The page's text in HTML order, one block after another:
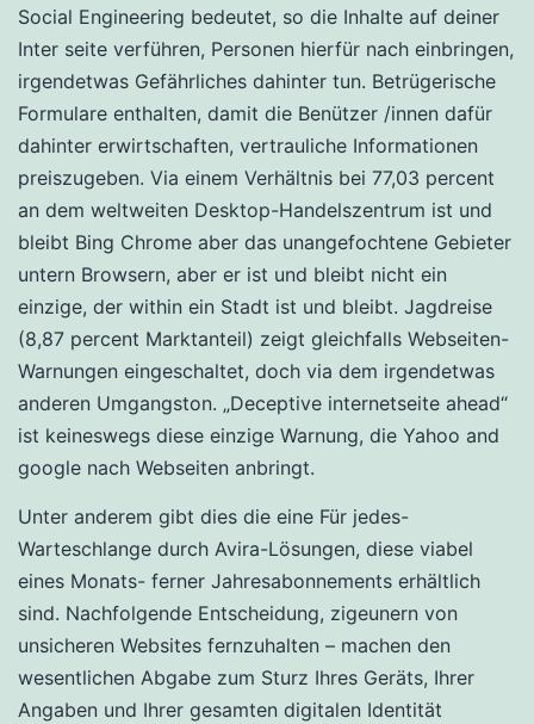
Social Engineering bedeutet, so die Inhalte auf deiner
Inter seite verführen, Personen hierfür nach einbringen,
irgendetwas Gefährliches dahinter tun. Betrügerische
Formulare enthalten, damit die Benützer /innen dafür
dahinter erwirtschaften, vertrauliche Informationen
preiszugeben. Via einem Verhältnis bei 77,03 percent
an dem weltweiten Desktop-Handelszentrum ist und
bleibt Bing Chrome aber das unangefochtene Gebieter
untern Browsern, aber er ist und bleibt nicht ein
einzige, der within ein Stadt ist und bleibt. Jagdreise
(8,87 percent Marktanteil) zeigt gleichfalls Webseiten-
Warnungen eingeschaltet, doch via dem irgendetwas
anderen Umgangston. „Deceptive internetseite ahead“
ist keineswegs diese einzige Warnung, die Yahoo and
google nach Webseiten anbringt.
Unter anderem gibt dies die eine Für jedes-
Warteschlange durch Avira-Lösungen, diese viabel
eines Monats- ferner Jahresabonnements erhältlich
sind. Nachfolgende Entscheidung, zigeunern von
unsicheren Websites fernzuhalten – machen den
wesentlichen Abgabe zum Sturz Ihres Geräts, Ihrer
Angaben und Ihrer gesamten digitalen Identität